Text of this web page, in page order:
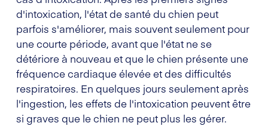
d'intoxication, l'état de santé du chien peut
parfois s'améliorer, mais souvent seulement pour
une courte période, avant que l'état ne se
détériore à nouveau et que le chien présente une
fréquence cardiaque élevée et des difficultés
respiratoires. En quelques jours seulement après
l'ingestion, les effets de l'intoxication peuvent être
si graves que le chien ne peut plus les gérer.